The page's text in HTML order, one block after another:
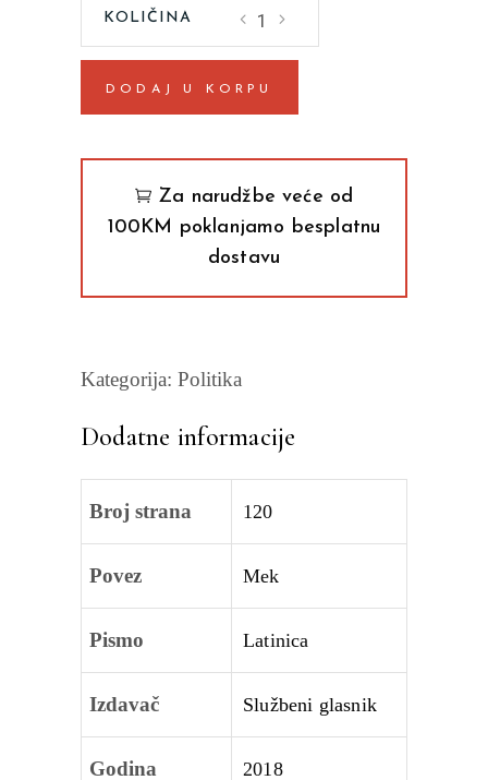
POLITIČKIH
PARTIJA
Vej)
quantity
DODAJ U KORPU
Za narudžbe veće od
100KM poklanjamo besplatnu
dostavu
Kategorija: Politika
Dodatne informacije
Broj strana 120
Povez Mek
Pismo Latinica
Izdavač Službeni glasnik
Godina 2018